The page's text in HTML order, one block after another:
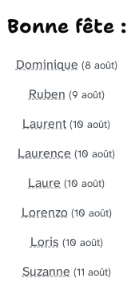
Bonne fête :
Dominique (8 août)
Ruben (9 août)
Laurent (10 août)
Laurence (10 août)
Laure (10 août)
Lorenzo (10 août)
Loris (10 août)
Suzanne (11 août)